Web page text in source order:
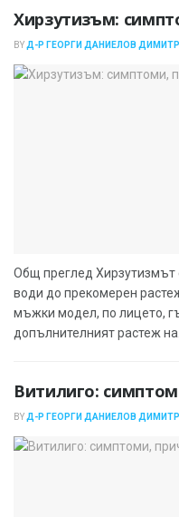
Хирзутизъм:
BY Д-Р ГЕОРГИ ДАНИЕЛОВ
Общ преглед Хирзутизмът
води до прекомерен
мъжки модел, по лицето,
допълнителният растеж на...
Витилиго:
BY Д-Р ГЕОРГИ ДАНИЕЛОВ